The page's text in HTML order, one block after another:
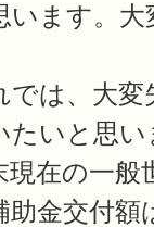
います。
は、大変
たいと思
現在の一
助金交付